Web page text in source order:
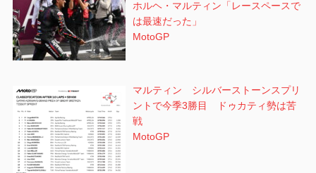
ホルヘ・マルティン「レースペースで
は最速だった」
MotoGP
マルティン シルバーストーンスプリ
ントで今季3勝目 ドゥカティ勢は苦
戦
MotoGP